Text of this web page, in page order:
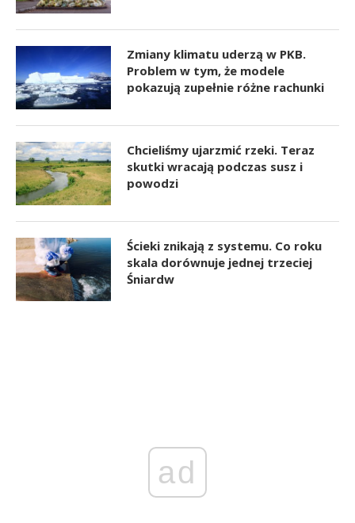
Zmiany klimatu uderzą w PKB.
Problem w tym, że modele
pokazują zupełnie różne rachunki
Chcieliśmy ujarzmić rzeki. Teraz
skutki wracają podczas susz i
powodzi
Ścieki znikają z systemu. Co roku
skala dorównuje jednej trzeciej
Śniardw
ad